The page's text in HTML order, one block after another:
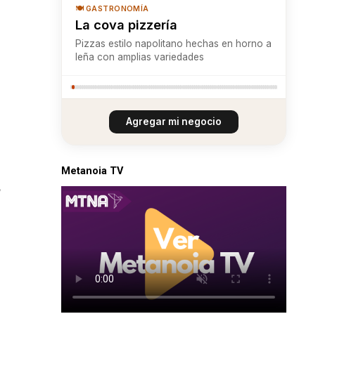
🍽️ GASTRONOMÍA
La cova pizzería
Pizzas estilo napolitano hechas en horno a
leña con amplias variedades
Agregar mi negocio
Metanoia TV